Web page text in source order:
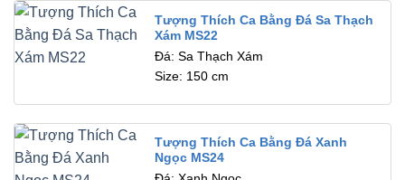
Tượng Thích Ca Bằng Đá Sa Thạch
Xám MS22
Đá: Sa Thạch Xám
Size: 150 cm
Tượng Thích Ca Bằng Đá Xanh
Ngọc MS24